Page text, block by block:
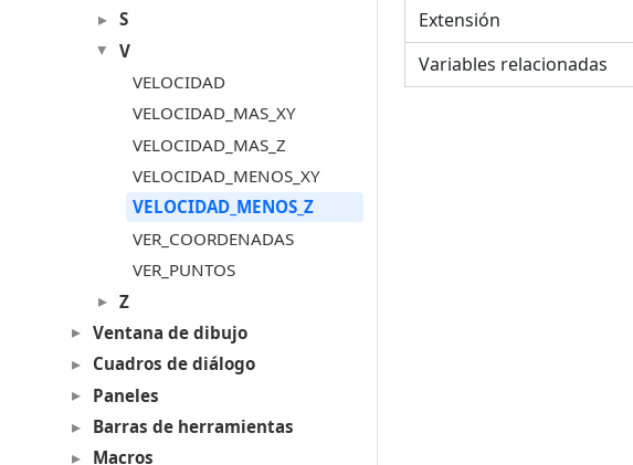
S
V
VELOCIDAD
VELOCIDAD_MAS_XY
VELOCIDAD_MAS_Z
VELOCIDAD_MENOS_XY
VELOCIDAD_MENOS_Z
VER_COORDENADAS
VER_PUNTOS
Z
Ventana de dibujo
Cuadros de diálogo
Paneles
Barras de herramientas
Macros
Extensión
Variables relacionadas